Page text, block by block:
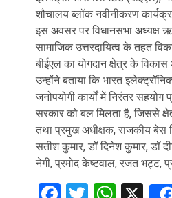
शौचालय ब्लॉक नवीनीकरण
इस अवसर पर विधानसभा अध्यक्ष
सामाजिक उत्तरदायित्व के तहत
बीईएल का योगदान क्षेत्र के
उन्होंने बताया कि भारत
जनोपयोगी कार्यों में निरंतर
सरकार को बल मिलता है, जिससे
तथा प्रमुख अधीक्षक, राजकीय बेस
सतीश कुमार, डॉ दिनेश कुमार, डॉ
नेगी, प्रमोद केष्टवाल, रजत भट्ट,